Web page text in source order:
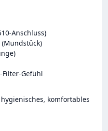
Anschluss)
Gefühl
komfortables